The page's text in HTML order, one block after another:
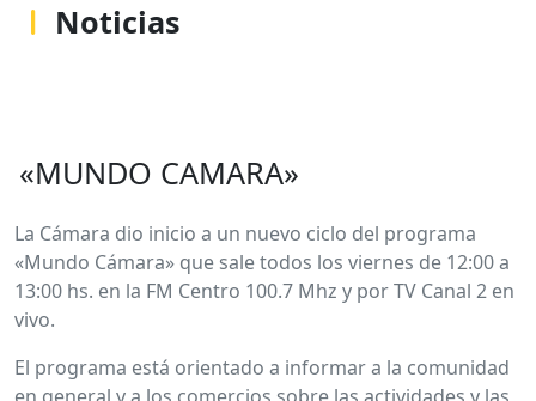
Noticias
«MUNDO CAMARA»
La Cámara dio inicio a un nuevo ciclo del programa
«Mundo Cámara» que sale todos los viernes de 12:00 a
13:00 hs. en la FM Centro 100.7 Mhz y por TV Canal 2 en
vivo.
El programa está orientado a informar a la comunidad